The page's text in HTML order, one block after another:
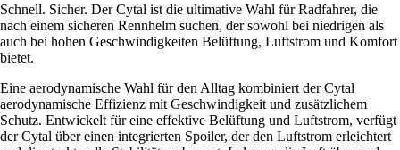
Schnell. Sicher. Der Cytal ist die ultimative Wahl für Radfahrer, die
nach einem sicheren Rennhelm suchen, der sowohl bei niedrigen als
auch bei hohen Geschwindigkeiten Belüftung, Luftstrom und Komfort
bietet.
Eine aerodynamische Wahl für den Alltag kombiniert der Cytal
aerodynamische Effizienz mit Geschwindigkeit und zusätzlichem
Schutz. Entwickelt für eine effektive Belüftung und Luftstrom, verfügt
der Cytal über einen integrierten Spoiler, der den Luftstrom erleichtert